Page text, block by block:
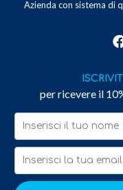
Azienda con sistema di
per ricevere il